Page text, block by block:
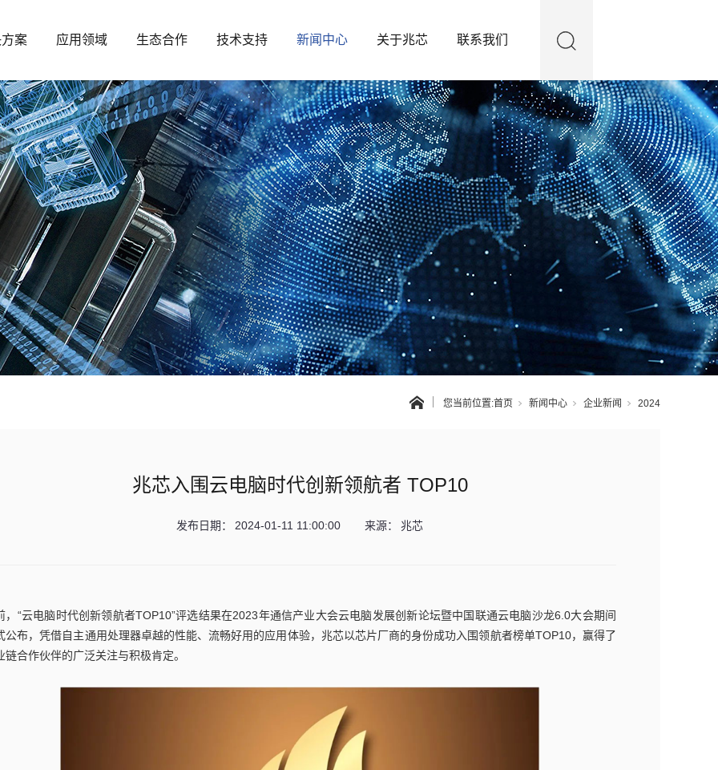
案 应用领域 生态合作 技术支持 新闻中心 关于兆芯 联系我们
您当前位置:首页 新闻中心 企业新闻 2024
兆芯入围云电脑时代创新领航者 TOP10
发布日期： 2024-01-11 11:00:00 来源： 兆芯
，“云电脑时代创新领航者TOP10”评选结果在2023年通信产业大会云电脑发展创新论坛暨中国联通云电脑沙龙6.0大会期间
公布，凭借自主通用处理器卓越的性能、流畅好用的应用体验，兆芯以芯片厂商的身份成功入围领航者榜单TOP10，赢得了
链合作伙伴的广泛关注与积极肯定。